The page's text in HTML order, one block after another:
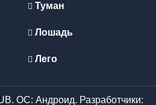
Туман
Лошадь
Лего
ОС: Андроид. Разработчики: